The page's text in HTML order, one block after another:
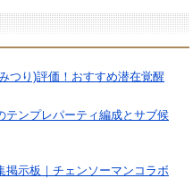
つり)評価！おすすめ潜在覚醒
テンプレパーティ編成とサブ候
掲示板｜チェンソーマンコラボ